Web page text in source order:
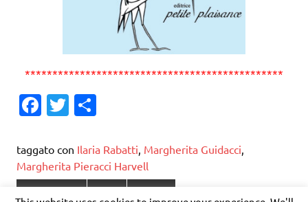
***********************************************
Fa
e
b
o
T
it
te
r
n
di
vi
taggato con Ilaria Rabatti Margherita Guidacci
Margherita Pieracci Harvell
Letteratura Libri Poesia